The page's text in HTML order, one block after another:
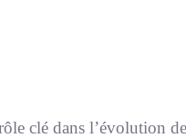
clé dans l’évolution